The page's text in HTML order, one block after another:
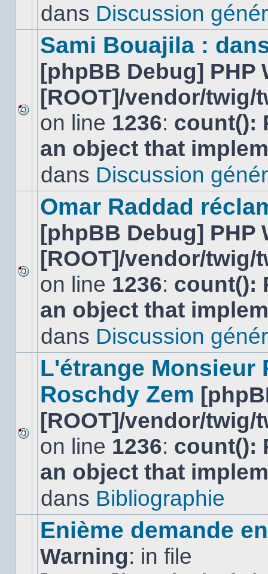
dansdans Discussion
Aucun
nouveau
message
non-
dans
Sami Bouajila :
[phpBB Debug] PHP
[ROOT]/vendor/
on line 1236: count():
an object that
dans Discussion
Aucun
nouveau
message
non-
dans
Omar Raddad
[phpBB Debug] PHP
[ROOT]/vendor/
on line 1236: count():
an object that
dans Discussion
Aucun
nouveau
message
non-
dans
L'étrange Monsieur
Roschdy Zem
[ROOT]/vendor/
on line 1236: count():
an object that
dans Bibliographie
Enième demande
Warning: in file